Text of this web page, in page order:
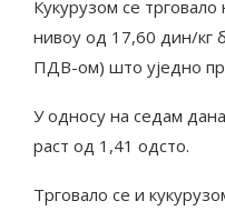
Кукурузом се
нивоу од 17,60 дин/кг
ПДВ-ом) што уједно
У односу на седам
раст од 1,41 одсто.
Трговало се и